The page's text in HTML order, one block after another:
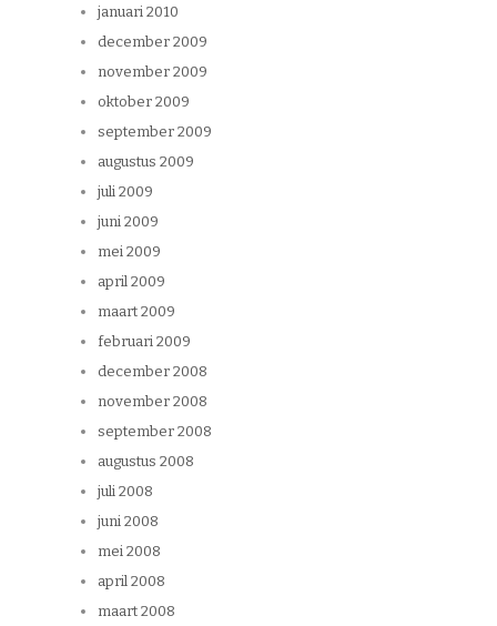
januari 2010
december 2009
november 2009
oktober 2009
september 2009
augustus 2009
juli 2009
juni 2009
mei 2009
april 2009
maart 2009
februari 2009
december 2008
november 2008
september 2008
augustus 2008
juli 2008
juni 2008
mei 2008
april 2008
maart 2008